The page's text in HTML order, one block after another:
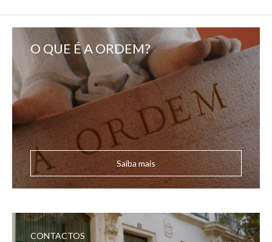
O QUE É A ORDEM?
Saiba mais
CONTACTOS